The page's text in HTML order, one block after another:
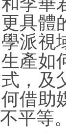
具體
派視
產如
，及
借助
平等